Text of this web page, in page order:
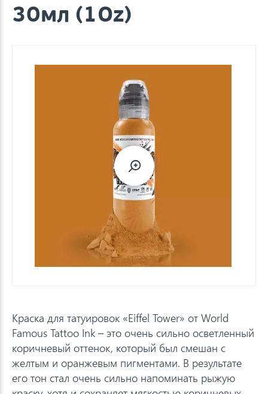
30мл (1Oz)
Краска для татуировок «Eiffel Tower» от World
Famous Tattoo Ink – это очень сильно осветленный
коричневый оттенок, который был смешан с
желтым и оранжевым пигментами. В результате
его тон стал очень сильно напоминать рыжую